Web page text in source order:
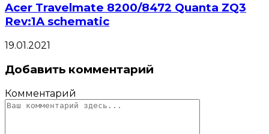
Acer Travelmate 8200/8472 Quanta ZQ3
Rev:1A schematic
19.01.2021
Добавить комментарий
Комментарий